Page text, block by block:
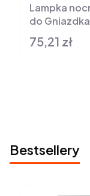
Lampka
do
Cena
75,21 zł
Bestsellery